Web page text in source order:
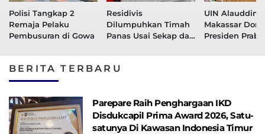
Polisi Tangkap 2
Remaja Pelaku
Pembusuran di Gowa
Residivis
Dilumpuhkan Timah
Panas Usai Sekap dan
UIN Alauddin
Makassar
Presiden
BERITA TERBARU
Parepare Raih Penghargaan IKD
Disdukcapil Prima Award 2026, Satu-
satunya Di Kawasan Indonesia Timur